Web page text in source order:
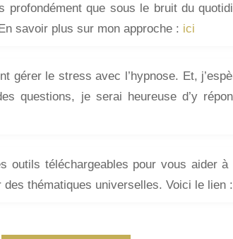
que sous le bruit du
savoir plus sur mon approche : ici
gérer le stress avec l’hypnose. Et,
questions, je serai heureuse d’y
outils téléchargeables pour vous aider
thématiques universelles. Voici le lien :